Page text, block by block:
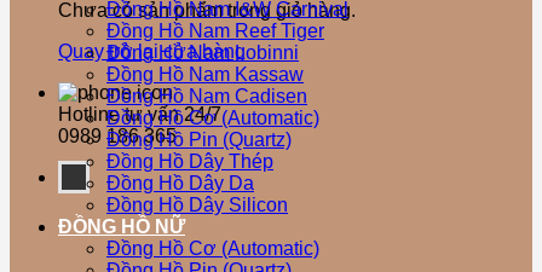
Chưa có sản phẩm trong giỏ hàng.
Quay trở lại cửa hàng
Hotline tư vấn 24/7
0989 186 365
Đồng Hồ Nam I&W Carnival
Đồng Hồ Nam Reef Tiger
Đồng Hồ Nam Lobinni
Đồng Hồ Nam Kassaw
Đồng Hồ Nam Cadisen
Đồng Hồ Cơ (Automatic)
Đồng Hồ Pin (Quartz)
Đồng Hồ Dây Thép
Đồng Hồ Dây Da
Đồng Hồ Dây Silicon
ĐỒNG HỒ NỮ
Đồng Hồ Cơ (Automatic)